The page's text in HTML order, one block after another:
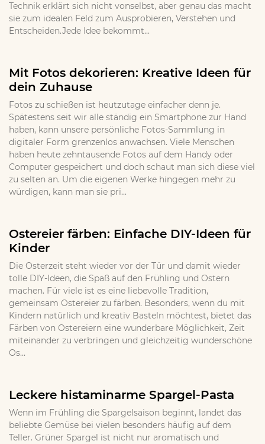
Technik erklärt sich nicht vonselbst, aber genau das macht
sie zum idealen Feld zum Ausprobieren, Verstehen und
Entscheiden.Jede Idee bekommt...
Mit Fotos dekorieren: Kreative Ideen für
dein Zuhause
Fotos zu schießen ist heutzutage einfacher denn je.
Spätestens seit wir alle ständig ein Smartphone zur Hand
haben, kann unsere persönliche Fotos-Sammlung in
digitaler Form grenzenlos anwachsen. Viele Menschen
haben heute zehntausende Fotos auf dem Handy oder
Computer gespeichert und doch schaut man sich diese viel
zu selten an. Um die eigenen Werke hingegen mehr zu
würdigen, kann man sie pri...
Ostereier färben: Einfache DIY-Ideen für
Kinder
Die Osterzeit steht wieder vor der Tür und damit wieder
tolle DIY-Ideen, die Spaß auf den Frühling und Ostern
machen. Für viele ist es eine liebevolle Tradition,
gemeinsam Ostereier zu färben. Besonders, wenn du mit
Kindern natürlich und kreativ Basteln möchtest, bietet das
Färben von Ostereiern eine wunderbare Möglichkeit, Zeit
miteinander zu verbringen und gleichzeitig wunderschöne
Os...
Leckere histaminarme Spargel-Pasta
Wenn im Frühling die Spargelsaison beginnt, landet das
beliebte Gemüse bei vielen besonders häufig auf dem
Teller. Grüner Spargel ist nicht nur aromatisch und